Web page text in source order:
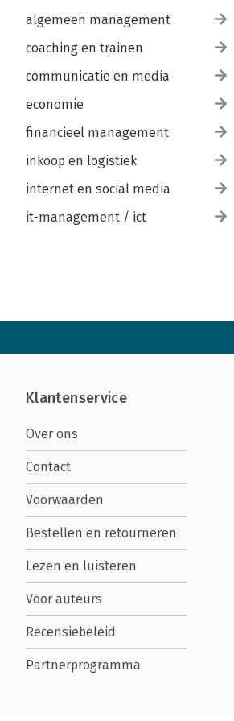
algemeen management
coaching en trainen
communicatie en media
economie
financieel management
inkoop en logistiek
internet en social media
it-management / ict
Klantenservice
Over ons
Contact
Voorwaarden
Bestellen en retourneren
Lezen en luisteren
Voor auteurs
Recensiebeleid
Partnerprogramma